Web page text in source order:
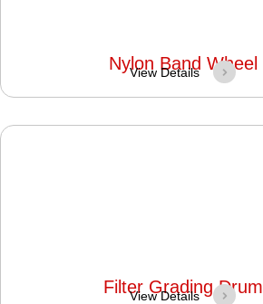
Nylon Band Wheel
View Details
Filter Grading Drum
View Details